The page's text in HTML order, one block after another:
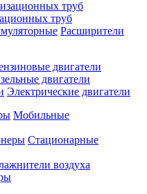
труб
Расширители
двигатели
двигатели
Электрические двигатели
Мобильные
Стационарные
воздуха